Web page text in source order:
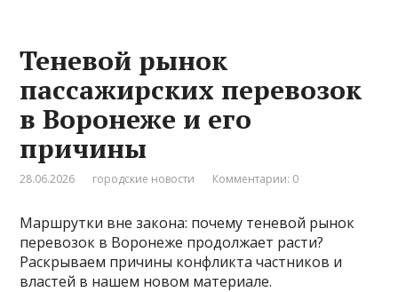
Теневой рынок
пассажирских перевозок
в Воронеже и его
причины
28.06.2026 городские новости Комментарии: 0
Маршрутки вне закона: почему теневой рынок
перевозок в Воронеже продолжает расти?
Раскрываем причины конфликта частников и
властей в нашем новом материале.